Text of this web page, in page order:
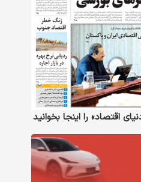
اقتصاد» را اینجا بخوانید